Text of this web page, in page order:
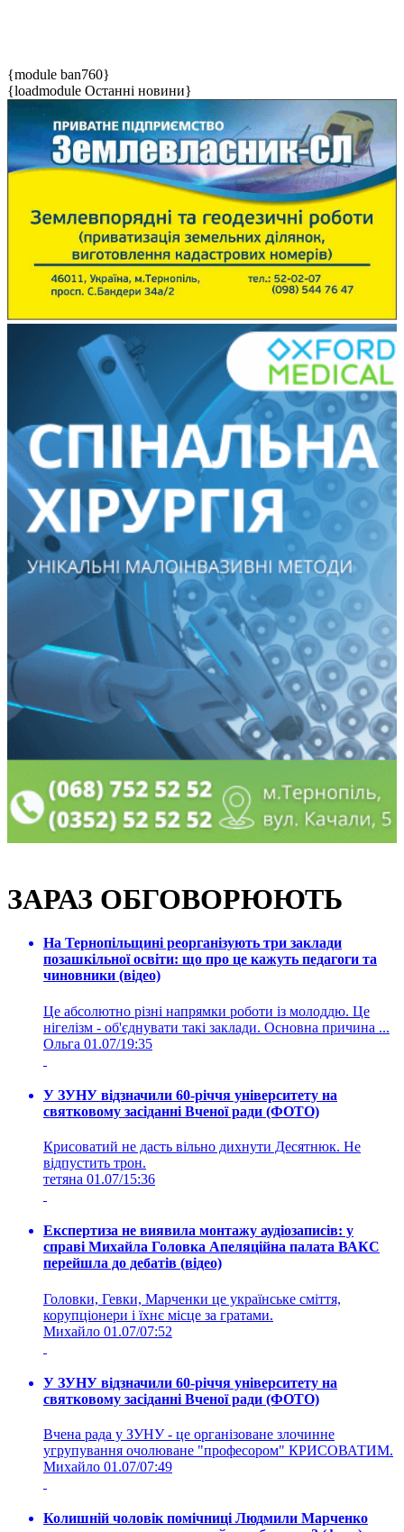
{module ban760}
{loadmodule Останні новини}
ЗАРАЗ ОБГОВОРЮЮТЬ
На Тернопільщині реорганізують три заклади
позашкільної освіти: що про це кажуть педагоги та
чиновники (відео)
Це абсолютно різні напрямки роботи із молоддю. Це
нігелізм - об'єднувати такі заклади. Основна причина ...
Ольга 01.07/19:35
У ЗУНУ відзначили 60-річчя університету на
святковому засіданні Вченої ради (ФОТО)
Крисоватий не дасть вільно дихнути Десятнюк. Не
відпустить трон.
тетяна 01.07/15:36
Експертиза не виявила монтажу аудіозаписів: у
справі Михайла Головка Апеляційна палата ВАКС
перейшла до дебатів (відео)
Головки, Гевки, Марченки це українське сміття,
корупціонери і їхнє місце за гратами.
Михайло 01.07/07:52
У ЗУНУ відзначили 60-річчя університету на
святковому засіданні Вченої ради (ФОТО)
Вчена рада у ЗУНУ - це організоване злочинне
угрупування очолюване "професором" КРИСОВАТИМ.
Михайло 01.07/07:49
Колишній чоловік помічниці Людмили Марченко